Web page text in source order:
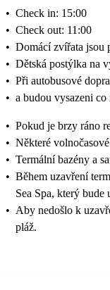
• Check in: 15:00
• Check out: 11:00
• Domácí zvířata jsou
• Dětská postýlka na
• Při autobusové
• a budou vysazeni
• Pokud je brzy ráno
• Některé
• Termální bazény a
• Během uzavření
Sea Spa, který bude
• Aby nedošlo k
pláž.